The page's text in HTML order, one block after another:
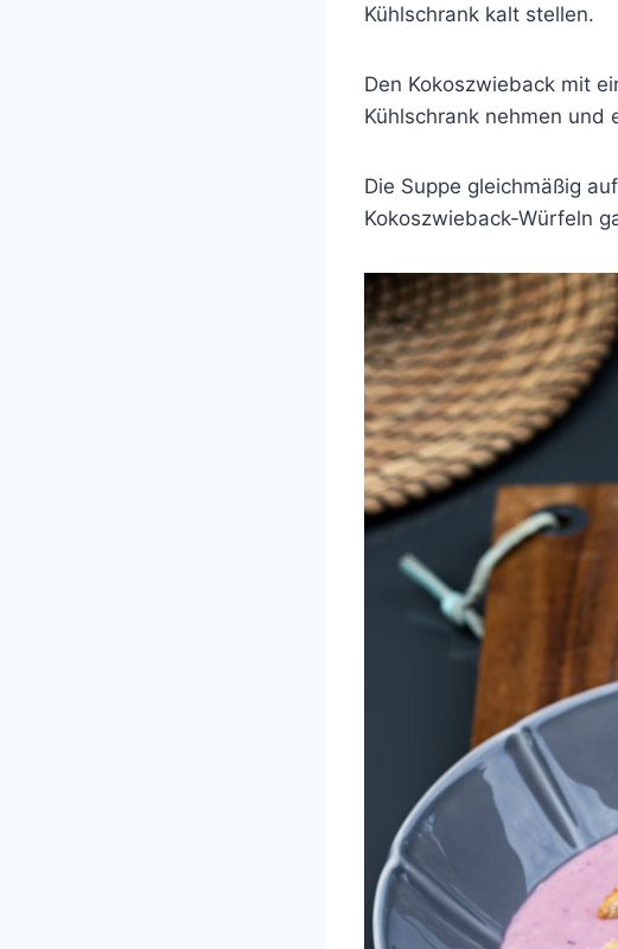
Kühlschrank kalt stellen.
Den Kokoszwieback mit
Kühlschrank nehmen und
Die Suppe gleichmäßig
Kokoszwieback-Würfeln